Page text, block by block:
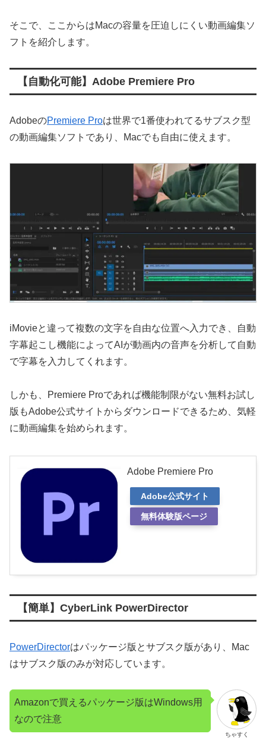
そこで、ここからはMacの容量を圧迫しにくい動画編集ソ
フトを紹介します。
【自動化可能】Adobe Premiere Pro
AdobeのPremiere Proは世界で1番使われてるサブスク型
の動画編集ソフトであり、Macでも自由に使えます。
iMovieと違って複数の文字を自由な位置へ入力でき、自動
字幕起こし機能によってAIが動画内の音声を分析して自動
で字幕を入力してくれます。
しかも、Premiere Proであれば機能制限がない無料お試し
版もAdobe公式サイトからダウンロードできるため、気軽
に動画編集を始められます。
Adobe Premiere Pro
Adobe公式サイト
無料体験版ページ
【簡単】CyberLink PowerDirector
PowerDirectorはパッケージ版とサブスク版があり、Mac
はサブスク版のみが対応しています。
ちゃすく
Amazonで買えるパッケージ版はWindows用
なので注意